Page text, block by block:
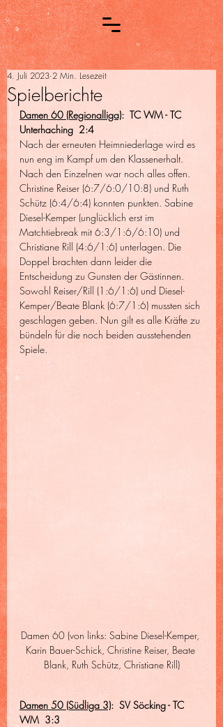
Spielberichte
4. Juli 2023 2 Min. Lesezeit
Damen 60 (Regionalliga):  TC WM - TC
Unterhaching  2:4
Nach der erneuten Heimniederlage wird es
nun eng im Kampf um den Klassenerhalt.
Nach den Einzelnen war noch alles offen.
Christine Reiser (6:7/6:0/10:8) und Ruth
Schütz (6:4/6:4) konnten punkten. Sabine
Diesel-Kemper (unglücklich erst im
Matchtiebreak mit 6:3/1:6/6:10) und
Christiane Rill (4:6/1:6) unterlagen. Die
Doppel brachten dann leider die
Entscheidung zu Gunsten der Gästinnen.
Sowohl Reiser/Rill (1:6/1:6) und Diesel-
Kemper/Beate Blank (6:7/1:6) mussten sich
geschlagen geben. Nun gilt es alle Kräfte zu
bündeln für die noch beiden ausstehenden
Spiele.
Damen 60 (von links: Sabine Diesel-Kemper,
Karin Bauer-Schick, Christine Reiser, Beate
Blank, Ruth Schütz, Christiane Rill)
Damen 50 (Südliga 3):  SV Söcking - TC
WM  3:3